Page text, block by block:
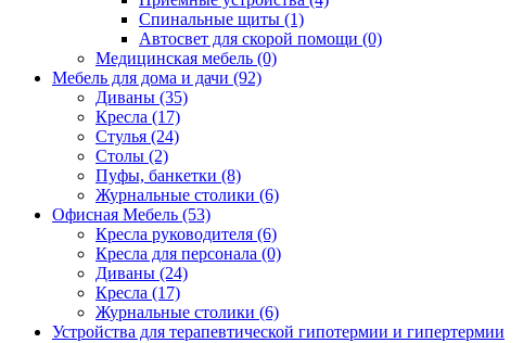
Спинальные щиты (1)
Автосвет для скорой помощи (0)
Медицинская мебель (0)
Мебель для дома и дачи (92)
Диваны (35)
Кресла (17)
Стулья (24)
Столы (2)
Пуфы, банкетки (8)
Журнальные столики (6)
Офисная Мебель (53)
Кресла руководителя (6)
Кресла для персонала (0)
Диваны (24)
Кресла (17)
Журнальные столики (6)
Устройства для терапевтической гипотермии и гипертермии